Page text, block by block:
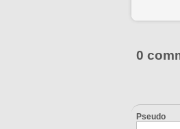
0
Pseudo